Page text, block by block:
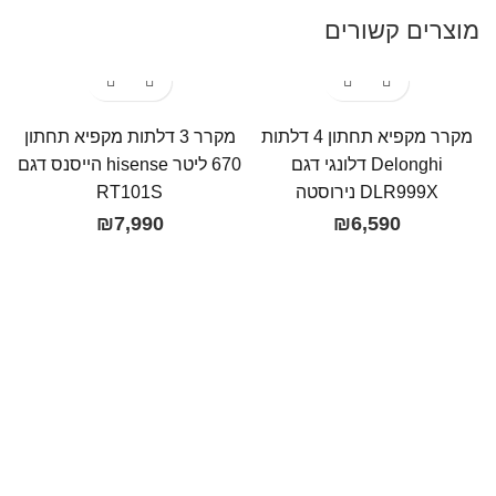
מוצרים קשורים
מקרר מקפיא תחתון 4 דלתות
Delonghi דלונגי דגם
DLR999X נירוסטה
₪6,590
מקרר 3 דלתות ‏מקפיא תחתון
670 ‏ליטר hisense הייסנס דגם
₪7,990